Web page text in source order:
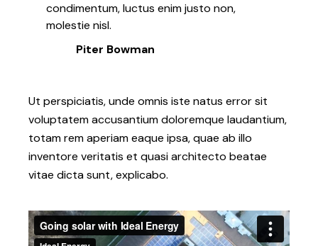
condimentum, luctus enim justo non,
molestie nisl.
Piter Bowman
Ut perspiciatis, unde omnis iste natus error sit
voluptatem accusantium doloremque laudantium,
totam rem aperiam eaque ipsa, quae ab illo
inventore veritatis et quasi architecto beatae
vitae dicta sunt, explicabo.